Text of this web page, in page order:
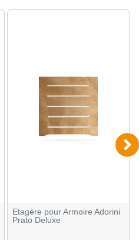
Etagère pour Armoire Adorini
Prato Deluxe